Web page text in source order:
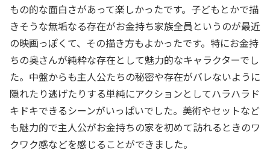
もの的な面白さがあって楽しかったです。子どもとかで描
きそうな無垢なる存在がお金持ち家族全員というのが最近
の映画っぽくて、その描き方もよかったです。特にお金持
ちの奥さんが純粋な存在として魅力的なキャラクターでし
た。中盤からも主人公たちの秘密や存在がバレないように
隠れたり逃げたりする単純にアクションとしてハラハラド
キドキできるシーンがいっぱいでした。美術やセットなど
も魅力的で主人公がお金持ちの家を初めて訪れるときのワ
クワク感などを感じることができました。